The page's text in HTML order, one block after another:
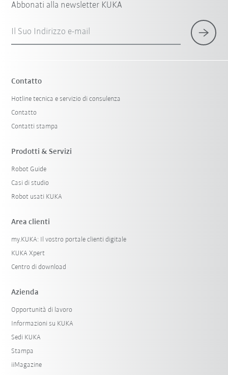
Abbonati alla newsletter KUKA
Il Suo Indirizzo e-mail
Contatto
Hotline tecnica e servizio di consulenza
Contatto
Contatti stampa
Prodotti & Servizi
Robot Guide
Casi di studio
Robot usati KUKA
Area clienti
my.KUKA: Il vostro portale clienti digitale
KUKA Xpert
Centro di download
Azienda
Opportunità di lavoro
Informazioni su KUKA
Sedi KUKA
Stampa
iiMagazine